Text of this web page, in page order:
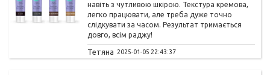
навіть з чутливою шкірою. Текстура кремова,
легко працювати, але треба дуже точно
слідкувати за часом. Результат тримається
довго, всім раджу!
Тетяна 2025-01-05 22:43:37